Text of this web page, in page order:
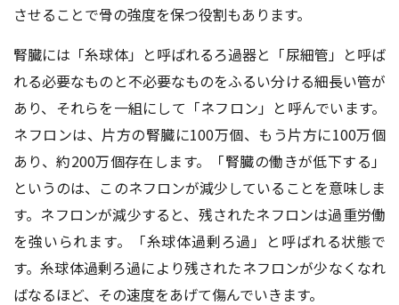
させることで骨の強度を保つ役割もあります。
腎臓には「糸球体」と呼ばれるろ過器と「尿細管」と呼ば
れる必要なものと不必要なものをふるい分ける細長い管が
あり、それらを一組にして「ネフロン」と呼んでいます。
ネフロンは、片方の腎臓に100万個、もう片方に100万個
あり、約200万個存在します。「腎臓の働きが低下する」
というのは、このネフロンが減少していることを意味しま
す。ネフロンが減少すると、残されたネフロンは過重労働
を強いられます。「糸球体過剰ろ過」と呼ばれる状態で
す。糸球体過剰ろ過により残されたネフロンが少なくなれ
ばなるほど、その速度をあげて傷んでいきます。